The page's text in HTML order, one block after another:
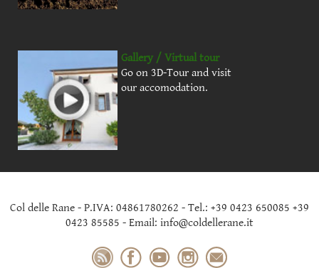
Gallery / Virtual tour
Go on 3D-Tour and visit
our accomodation.
Col delle Rane - P.IVA: 04861780262 - Tel.: +39 0423 650085 +39
0423 85585 - Email: info@coldellerane.it